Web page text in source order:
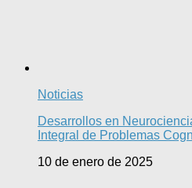
Noticias
Desarrollos en
Integral de Problemas
10 de enero de 2025